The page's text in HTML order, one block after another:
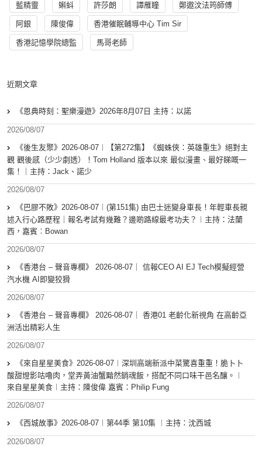
藍精靈 蝌蚪 許莎朗 譚雁瞳 鄭遨汶法筠師傅
阿銀 陳俊偉 香港催眠輔導中心 Tim Sir
香港記憶學院總監 馬哥老師
近期文章
《恩典時刻：聖樂漫遊》2026年8月07日 主持：以諾
2026/08/07
《後生友聚》2026-08-07︱【第272集】《蜘蛛俠：英雄重生》絕對主
觀 觀後感（少少劇透）！Tom Holland 版本以來 最似漫畫、最好睇嘅一
集！｜主持：Jack、諾少
2026/08/07
《巴膠不敗》2026-08-07︱(第151集) 由巴士迷變身車長！年輕車長親
述入行心路歷程｜報名考試有幾難？邊啲路線最考功夫？︱主持：法蘭
西，嘉賓︰Bowan
2026/08/07
《香港台 – 聲音專欄》 2026-08-07｜ 信報CEO AI EJ Tech模擬經營
汽水機 AI即變狡猾
2026/08/07
《香港台 – 聲音專欄》 2026-08-07｜ 香港01 老齡化新視角 在高齡亞
洲活出精彩人生
2026/08/07
《來自星星美食》2026-08-07︱深圳高端新派中菜驚喜重重！脆卜卜
酸甜燈影咕嚕肉，堂弄黃油蟹黯然銷魂飯，搭配不同口味干邑名釀。︱
來自星星美食︱主持：陳俊偉 嘉賓：Philip Fung
2026/08/07
《西城故事》2026-08-07︱第44季 第10集 ︱主持：沈西城
2026/08/07